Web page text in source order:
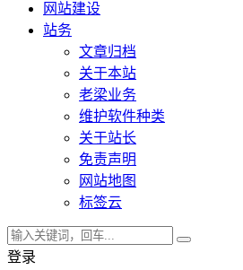
网站建设
站务
文章归档
关于本站
老梁业务
维护软件种类
关于站长
免责声明
网站地图
标签云
登录